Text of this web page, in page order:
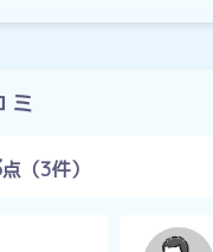
ミ
点（3件）